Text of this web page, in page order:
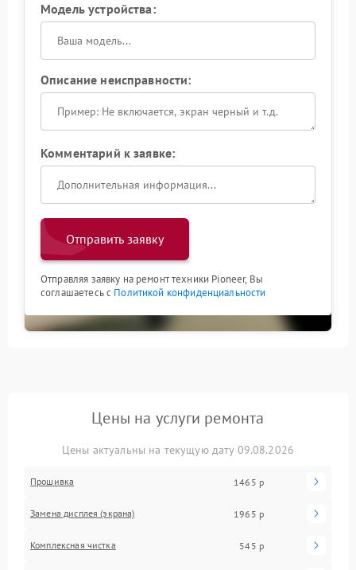
Модель устройства:
Описание неисправности:
Комментарий к заявке:
Отправить заявку
Отправляя заявку на ремонт техники Pioneer, Вы
соглашаетесь с Политикой конфиденциальности
Цены на услуги ремонта
Цены актуальны на текущую дату 09.08.2026
Прошивка 1465 р
Замена дисплея (экрана) 1965 р
Комплексная чистка 545 р